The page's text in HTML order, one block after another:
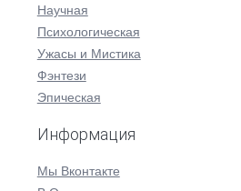
Научная
Психологическая
Ужасы и Мистика
Фэнтези
Эпическая
Информация
Мы Вконтакте